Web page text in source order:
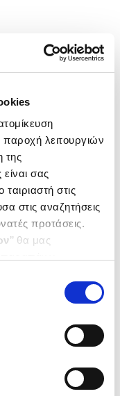
λειτουργιών
της
σας
στις
στις αναζητήσεις
προτάσεις.
’’ θα μας
παρακάτω με την
σχετικά με